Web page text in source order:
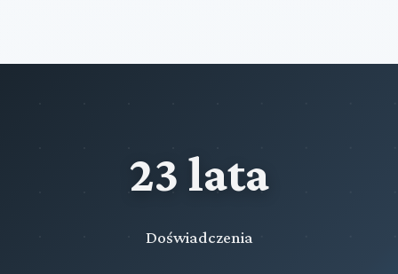
23 lata
Doświadczenia